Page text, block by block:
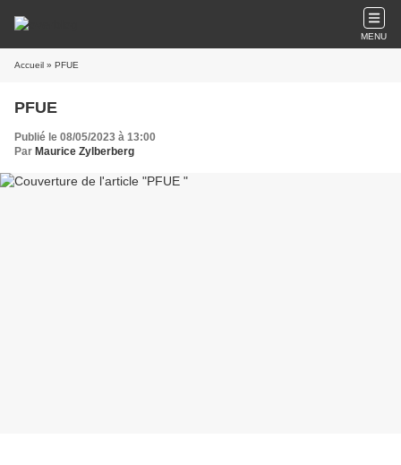
MENU
Accueil » PFUE
PFUE
Publié le 08/05/2023 à 13:00
Par Maurice Zylberberg